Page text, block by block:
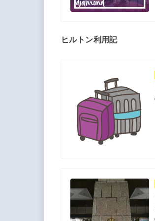
ヒルトン利用記